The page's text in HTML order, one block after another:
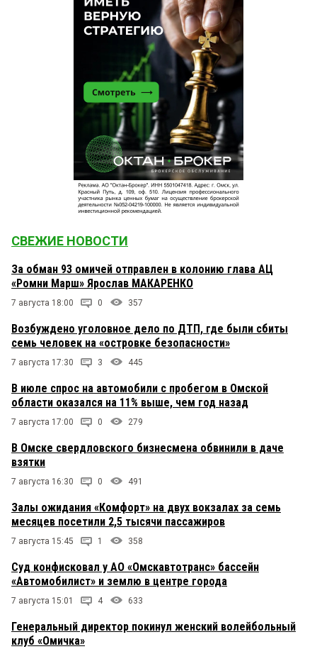
СВЕЖИЕ НОВОСТИ
За обман 93 омичей отправлен в колонию глава АЦ
«Ромни Марш» Ярослав МАКАРЕНКО
7 августа 18:00 0 357
Возбуждено уголовное дело по ДТП, где были сбиты
семь человек на «островке безопасности»
7 августа 17:30 3 445
В июле спрос на автомобили с пробегом в Омской
области оказался на 11% выше, чем год назад
7 августа 17:00 0 279
В Омске свердловского бизнесмена обвинили в даче
взятки
7 августа 16:30 0 491
Залы ожидания «Комфорт» на двух вокзалах за семь
месяцев посетили 2,5 тысячи пассажиров
7 августа 15:45 1 358
Суд конфисковал у АО «Омскавтотранс» бассейн
«Автомобилист» и землю в центре города
7 августа 15:01 4 633
Генеральный директор покинул женский волейбольный
клуб «Омичка»